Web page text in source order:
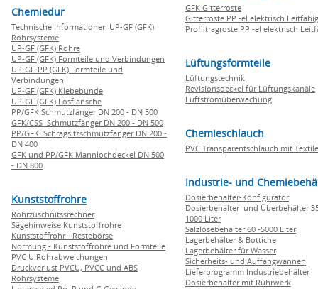
Chemiedur
Technische Informationen UP-GF (GFK)
Rohrsysteme
UP-GF (GFK) Rohre
UP-GF (GFK) Formteile und Verbindungen
UP-GF-PP (GFK) Formteile und
Verbindungen
UP-GF (GFK) Klebebunde
UP-GF (GFK) Losflansche
PP/GFK Schmutzfänger DN 200 - DN 500
GFK/CSS Schmutzfänger DN 200 - DN 500
PP/GFK Schrägsitzschmutzfänger DN 200 -
DN 400
GFK und PP/GFK Mannlochdeckel DN 500
- DN 800
Kunststoffrohre
Rohrzuschnitssrechner
Sägehinweise Kunststoffrohre
Kunststoffrohr - Restebörse
Normung - Kunststoffrohre und Formteile
PVC U Rohrabweichungen
Druckverlust PVCU, PVCC und ABS
Rohrsysteme
GFK Gitterroste
Gitterroste PP -el elektrisch Leitfähig
Profiltragroste PP -el elektrisch
Lüftungsformteile
Lüftungstechnik
Revisionsdeckel für Lüftungskanäle
Luftstromüberwachung
Chemieschlauch
PVC Transparentschlauch mit
Industrie- und
Dosierbehälter-Konfigurator
Dosierbehälter und Überbehälter
1000 Liter
Salzlösebehälter 60 -5000 Liter
Lagerbehälter & Bottiche
Lagerbehälter für Wasser
Sicherheits- und Auffangwannen
Lieferprogramm Industriebehälter
Dosierbehälter mit Rührwerk